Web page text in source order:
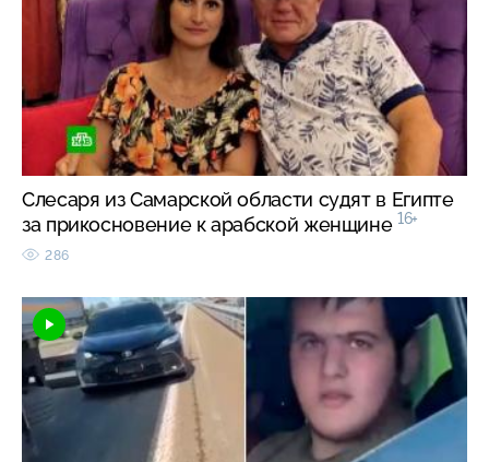
Слесаря из Самарской области судят в Египте
за прикосновение к арабской женщине 16+
286